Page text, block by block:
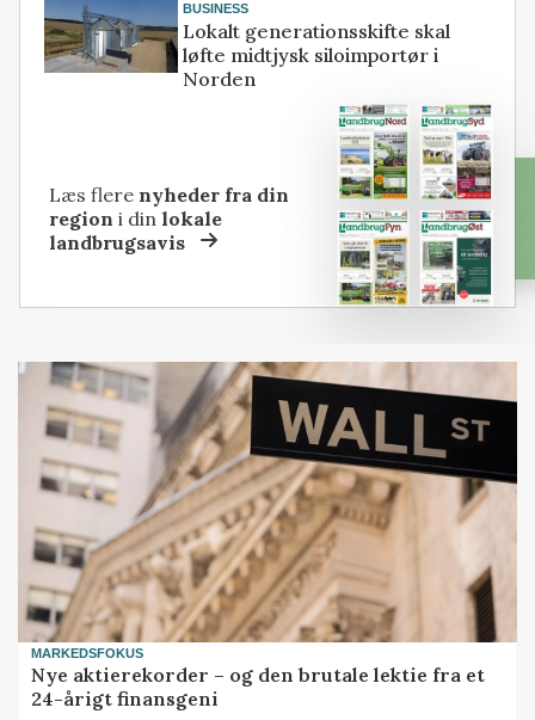
BUSINESS
Lokalt generationsskifte skal
løfte midtjysk siloimportør i
Norden
Læs flere nyheder fra din
region i dinlokale
landbrugsavis
MARKEDSFOKUS
Nye aktierekorder – og den brutale lektie fra et
24-årigt finansgeni